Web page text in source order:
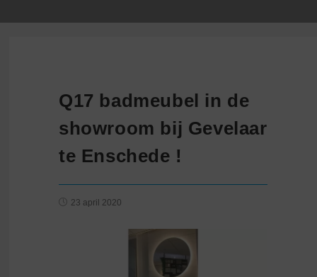
Q17 badmeubel in de
showroom bij Gevelaar
te Enschede !
23 april 2020